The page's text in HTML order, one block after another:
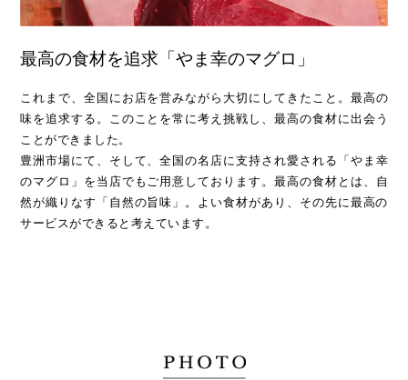
最高の食材を追求「やま幸のマグロ」
これまで、全国にお店を営みながら大切にしてきたこと。最高の
味を追求する。このことを常に考え挑戦し、最高の食材に出会う
ことができました。
豊洲市場にて、そして、全国の名店に支持され愛される「やま幸
のマグロ」を当店でもご用意しております。最高の食材とは、自
然が織りなす「自然の旨味」。
よい食材があり、その先に最高の
サービスができると考えています。